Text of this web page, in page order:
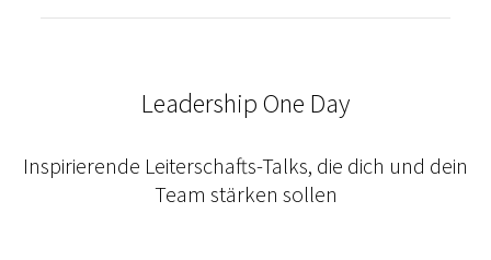
Leadership One Day
Inspirierende Leiterschafts-Talks, die dich und dein
Team stärken sollen